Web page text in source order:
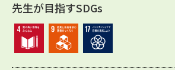
先生が目指すSDGs